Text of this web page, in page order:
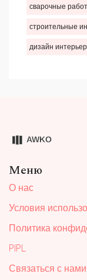
сварочные
строительные
дизайн
Меню
О нас
Условия
Политика
PIPL
Связаться с нами